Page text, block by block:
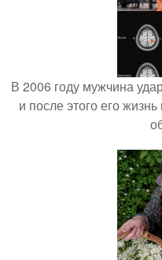
В 2006 году мужчина
и после этого его